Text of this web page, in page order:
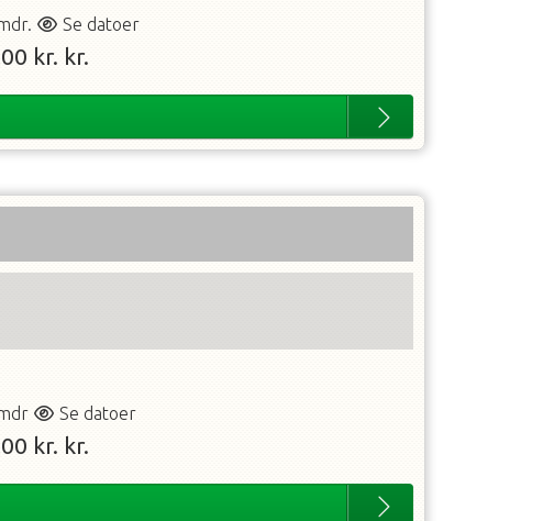
Se datoer
kr. kr.
Se datoer
kr. kr.